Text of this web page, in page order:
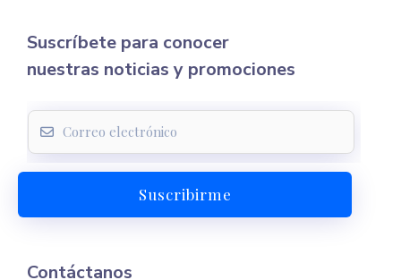
Suscríbete para conocer
nuestras noticias y promociones
m
a
l
Suscribirme
Contáctanos